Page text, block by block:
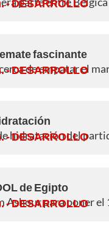
- DESARROLLO
fascinante
de empatar el
- DESARROLLO
hidratación del
- DESARROLLO
de Egipto
Ashour para poner
- DESARROLLO